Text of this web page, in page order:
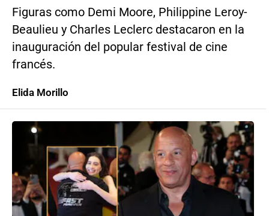
Figuras como Demi Moore, Philippine Leroy-
Beaulieu y Charles Leclerc destacaron en la
inauguración del popular festival de cine
francés.
Elida Morillo